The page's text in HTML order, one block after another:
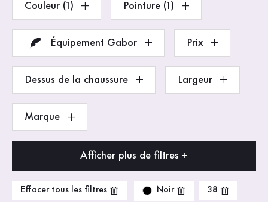
Couleur (1) Pointure (1)
Équipement Gabor Prix
Dessus de la chaussure Largeur
Marque
Afficher plus de filtres +
Effacer tous les filtres Noir 38